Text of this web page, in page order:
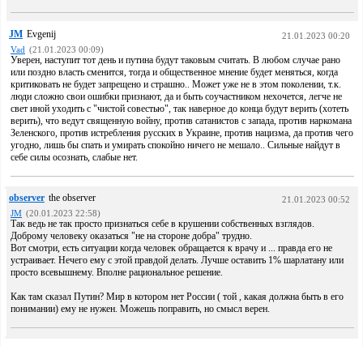
JM Evgenij
21.01.2023 00:20
Vad (21.01.2023 00:09)
Уверен, наступит тот день и путина будут таковым считать. В любом случае рано
или поздно власть сменится, тогда и общественное мнение будет меняться, когда
критиковать не будет запрещено и страшно.. Может уже не в этом поколении, т.к.
люди сложно свои ошибки признают, да и быть соучастником нехочется, легче не
свет иной уходить с "чистой совестью", так наверное до конца будут верить (хотеть
верить), что ведут священную войну, против сатанистов с запада, против наркомана
Зеленского, против истребления русских в Украине, против нацизма, да против чего
угодно, лишь бы спать и умирать спокойно ничего не мешало.. Сильные найдут в
себе силы осознать, слабые нет.
observer the observer
21.01.2023 00:52
JM (20.01.2023 22:58)
Так ведь не так просто признаться себе в крушении собственных взглядов.
Доброму человеку оказаться "не на стороне добра" трудно.
Вот смотри, есть ситуации когда человек обращается к врачу и ... правда его не
устраивает. Нечего ему с этой правдой делать. Лучше оставить 1% шарлатану или
просто всевышнему. Вполне рациональное решение.
Как там сказал Путин? Мир в котором нет России ( той , какая должна быть в его
понимании) ему не нужен. Можешь поправить, но смысл верен.